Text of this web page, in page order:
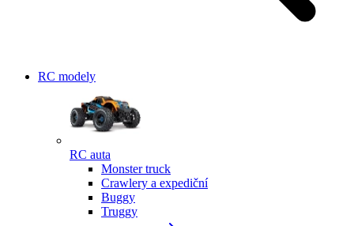
RC modely
RC auta
Monster truck
Crawlery a expediční
Buggy
Truggy